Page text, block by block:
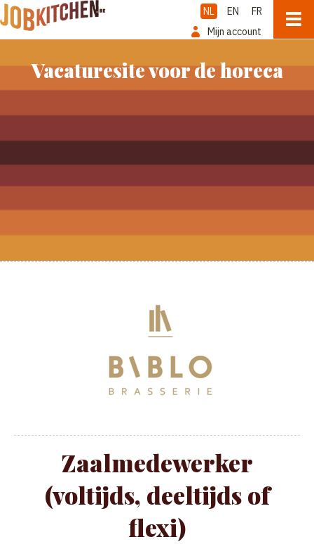
NL EN
FR
Mijn account
Vacaturesite voor de horeca
Zaalmedewerker
(voltijds, deeltijds of
flexi)